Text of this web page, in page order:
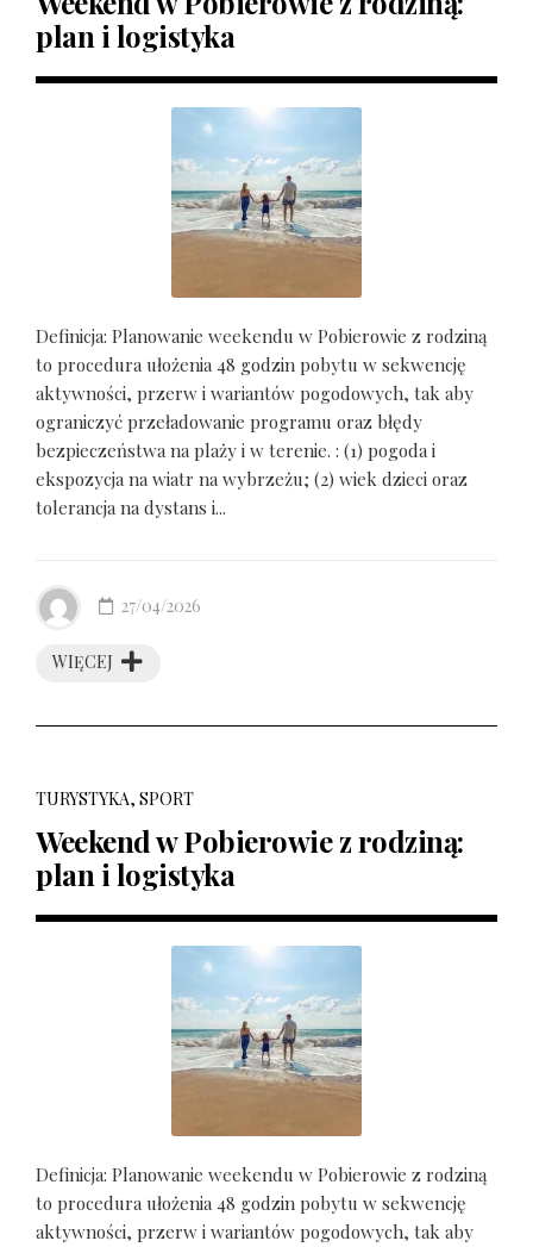
plan i logistyka
Definicja: Planowanie weekendu w Pobierowie z rodziną
to procedura ułożenia 48 godzin pobytu w sekwencję
aktywności, przerw i wariantów pogodowych, tak aby
ograniczyć przeładowanie programu oraz błędy
bezpieczeństwa na plaży i w terenie. : (1) pogoda i
ekspozycja na wiatr na wybrzeżu; (2) wiek dzieci oraz
tolerancja na dystans i...
WIĘCEJ
27/04/2026
TURYSTYKA, SPORT
Weekend w Pobierowie z rodziną:
plan i logistyka
Definicja: Planowanie weekendu w Pobierowie z rodziną
to procedura ułożenia 48 godzin pobytu w sekwencję
aktywności, przerw i wariantów pogodowych, tak aby